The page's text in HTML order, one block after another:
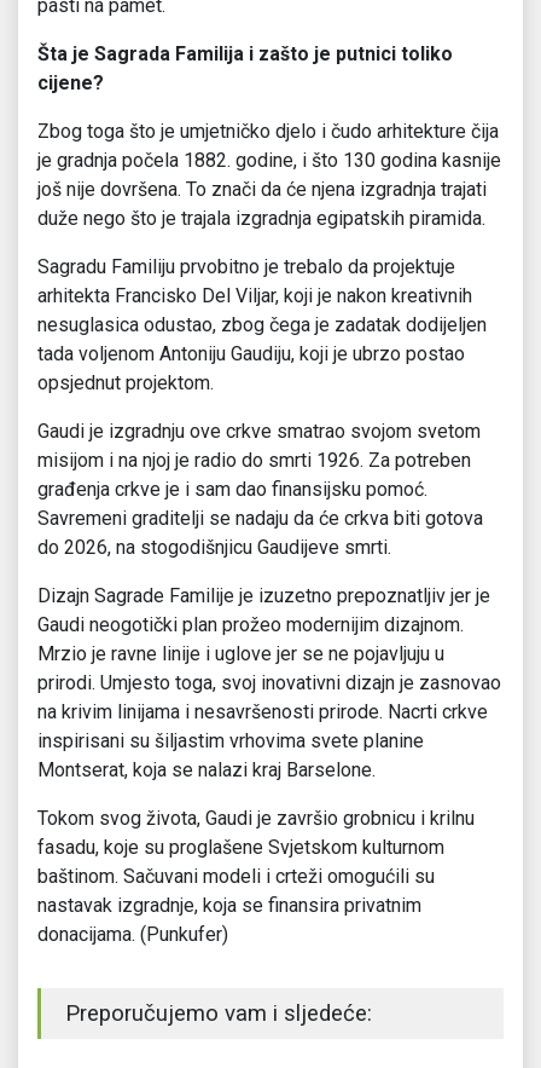
pasti na pamet.
Šta je Sagrada Familija i zašto je putnici toliko
cijene?
Zbog toga što je umjetničko djelo i čudo arhitekture čija
je gradnja počela 1882. godine, i što 130 godina kasnije
još nije dovršena. To znači da će njena izgradnja trajati
duže nego što je trajala izgradnja egipatskih piramida.
Sagradu Familiju prvobitno je trebalo da projektuje
arhitekta Francisko Del Viljar, koji je nakon kreativnih
nesuglasica odustao, zbog čega je zadatak dodijeljen
tada voljenom Antoniju Gaudiju, koji je ubrzo postao
opsjednut projektom.
Gaudi je izgradnju ove crkve smatrao svojom svetom
misijom i na njoj je radio do smrti 1926. Za potreben
građenja crkve je i sam dao finansijsku pomoć.
Savremeni graditelji se nadaju da će crkva biti gotova
do 2026, na stogodišnjicu Gaudijeve smrti.
Dizajn Sagrade Familije je izuzetno prepoznatljiv jer je
Gaudi neogotički plan prožeo modernijim dizajnom.
Mrzio je ravne linije i uglove jer se ne pojavljuju u
prirodi. Umjesto toga, svoj inovativni dizajn je zasnovao
na krivim linijama i nesavršenosti prirode. Nacrti crkve
inspirisani su šiljastim vrhovima svete planine
Montserat, koja se nalazi kraj Barselone.
Tokom svog života, Gaudi je završio grobnicu i krilnu
fasadu, koje su proglašene Svjetskom kulturnom
baštinom. Sačuvani modeli i crteži omogućili su
nastavak izgradnje, koja se finansira privatnim
donacijama. (Punkufer)
Preporučujemo vam i sljedeće: